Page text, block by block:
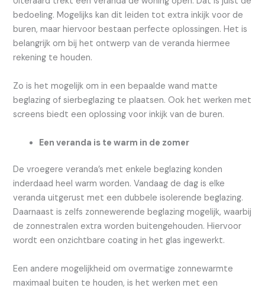
bedoeling. Mogelijks kan dit leiden tot extra inkijk voor de
buren, maar hiervoor bestaan perfecte oplossingen. Het is
belangrijk om bij het ontwerp van de veranda hiermee
rekening te houden.
Zo is het mogelijk om in een bepaalde wand matte
beglazing of sierbeglazing te plaatsen. Ook het werken met
screens biedt een oplossing voor inkijk van de buren.
Een veranda is te warm in de zomer
De vroegere veranda’s met enkele beglazing konden
inderdaad heel warm worden. Vandaag de dag is elke
veranda uitgerust met een dubbele isolerende beglazing.
Daarnaast is zelfs zonnewerende beglazing mogelijk, waarbij
de zonnestralen extra worden buitengehouden. Hiervoor
wordt een onzichtbare coating in het glas ingewerkt.
Een andere mogelijkheid om overmatige zonnewarmte
maximaal buiten te houden, is het werken met een